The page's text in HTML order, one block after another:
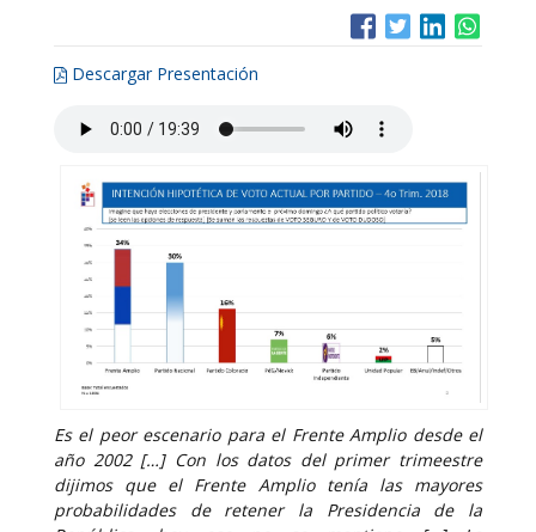
Descargar Presentación
Es el peor escenario para el Frente Amplio desde el
año 2002 […] Con los datos del primer trimeestre
dijimos que el Frente Amplio tenía las mayores
probabilidades de retener la Presidencia de la